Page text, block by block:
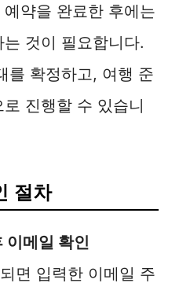
약을 완료한 후에는
것이 필요합니다.
를 확정하고, 여행 준
진행할 수 있습니
절차
이메일 확인
면 입력한 이메일 주